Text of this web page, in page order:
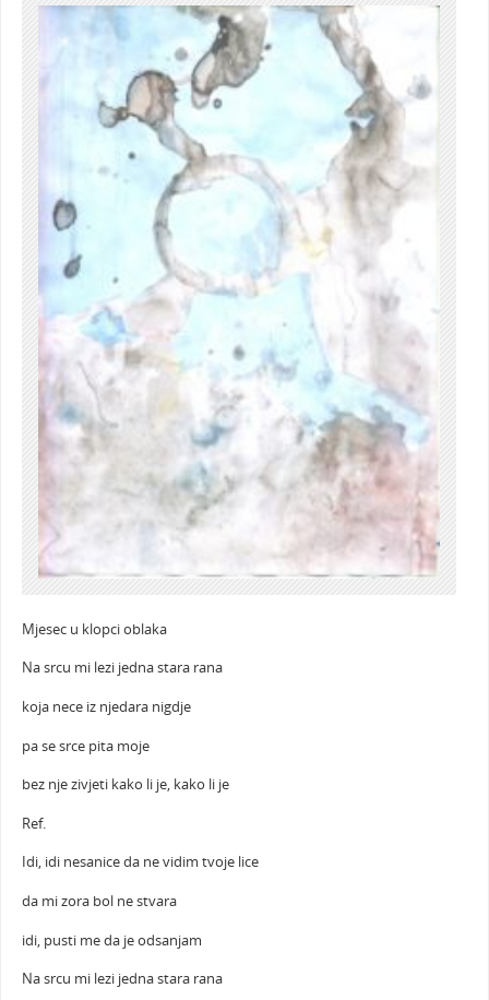
Mjesec u klopci oblaka
Na srcu mi lezi jedna stara rana
koja nece iz njedara nigdje
pa se srce pita moje
bez nje zivjeti kako li je, kako li je
Ref.
Idi, idi nesanice da ne vidim tvoje lice
da mi zora bol ne stvara
idi, pusti me da je odsanjam
Na srcu mi lezi jedna stara rana